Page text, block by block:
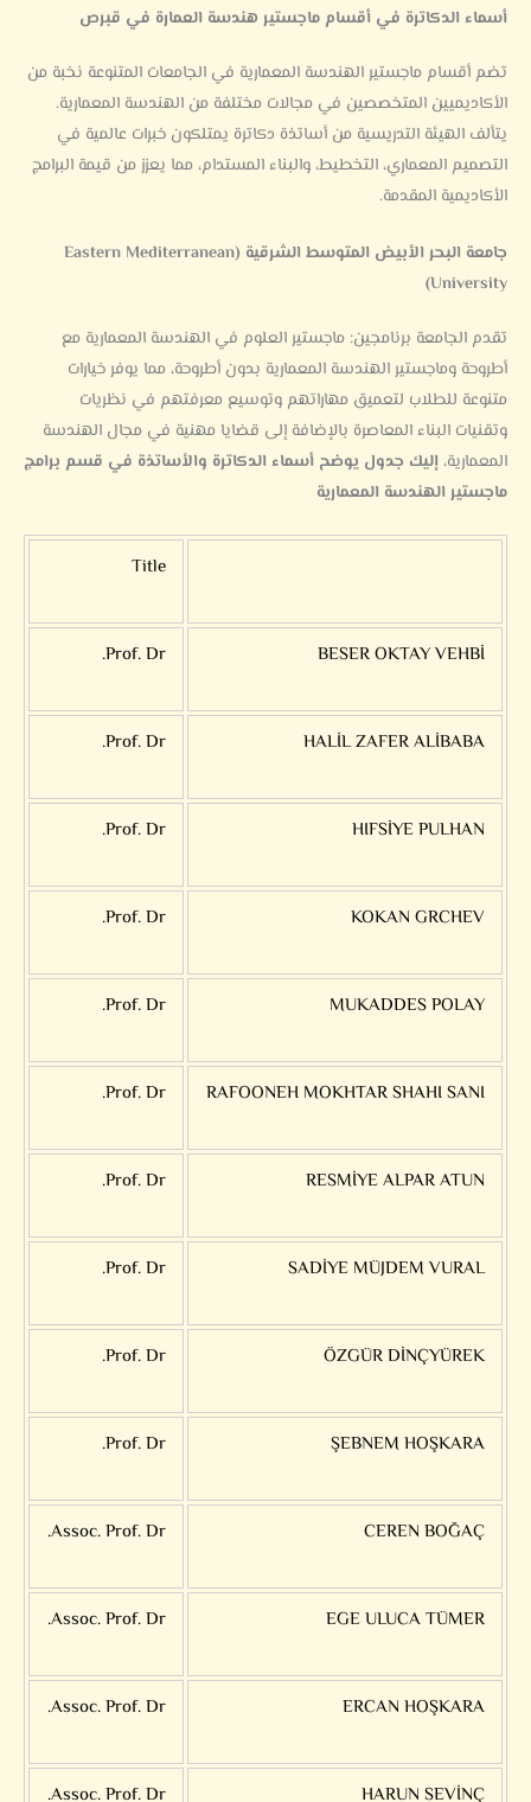
أسماء الدكاترة في أقسام ماجستير هندسة العمارة في قبرص
تضم أقسام ماجستير الهندسة المعمارية في الجامعات المتنوعة نخبة من
الأكاديميين المتخصصين في مجالات مختلفة من الهندسة المعمارية.
يتألف الهيئة التدريسية من أساتذة دكاترة يمتلكون خبرات عالمية في
التصميم المعماري، التخطيط، والبناء المستدام، مما يعزز من قيمة البرامج
الأكاديمية المقدمة.
جامعة البحر الأبيض المتوسط الشرقية (Eastern Mediterranean
University)
تقدم الجامعة برنامجين: ماجستير العلوم في الهندسة المعمارية مع
أطروحة وماجستير الهندسة المعمارية بدون أطروحة، مما يوفر خيارات
متنوعة للطلاب لتعميق مهاراتهم وتوسيع معرفتهم في نظريات
وتقنيات البناء المعاصرة بالإضافة إلى قضايا مهنية في مجال الهندسة
المعمارية، إليك جدول يوضح أسماء الدكاترة والأساتذة في قسم برامج
ماجستير الهندسة المعمارية
Title
BESER OKTAY VEHBİ
Prof. Dr.
HALİL ZAFER ALİBABA
Prof. Dr.
HIFSİYE PULHAN
Prof. Dr.
KOKAN GRCHEV
Prof. Dr.
MUKADDES POLAY
Prof. Dr.
RAFOONEH MOKHTAR SHAHI SANI
Prof. Dr.
RESMİYE ALPAR ATUN
Prof. Dr.
SADİYE MÜJDEM VURAL
Prof. Dr.
ÖZGÜR DİNÇYÜREK
Prof. Dr.
ŞEBNEM HOŞKARA
Prof. Dr.
CEREN BOĞAÇ
Assoc. Prof. Dr.
EGE ULUCA TÜMER
Assoc. Prof. Dr.
ERCAN HOŞKARA
Assoc. Prof. Dr.
HARUN SEVİNÇ
Assoc. Prof. Dr.